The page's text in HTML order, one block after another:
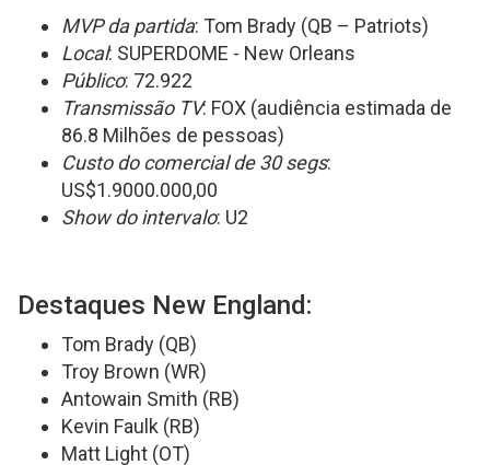
MVP da partida: Tom Brady (QB – Patriots)
Local: SUPERDOME - New Orleans
Público: 72.922
Transmissão TV: FOX (audiência estimada de
86.8 Milhões de pessoas)
Custo do comercial de 30 segs:
US$1.9000.000,00
Show do intervalo: U2
Destaques New England:
Tom Brady (QB)
Troy Brown (WR)
Antowain Smith (RB)
Kevin Faulk (RB)
Matt Light (OT)